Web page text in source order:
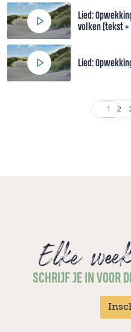
Lied:
volken [tekst +
Lied:
1 2
Elke
SCHRIJF JE IN VOOR